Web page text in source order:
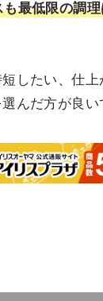
も最低限の調
したい、仕
んだ方が良い